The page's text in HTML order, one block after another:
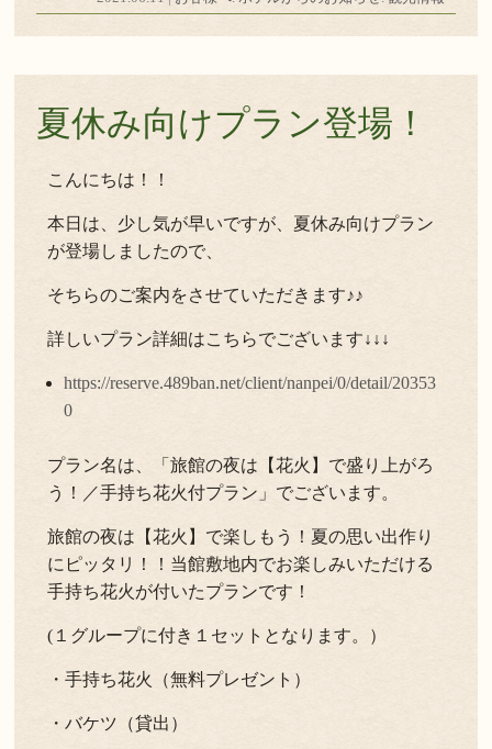
夏休み向けプラン登場！
こんにちは！！
本日は、少し気が早いですが、夏休み向けプラン
が登場しましたので、
そちらのご案内をさせていただきます♪♪
詳しいプラン詳細はこちらでございます↓↓↓
https://reserve.489ban.net/client/nanpei/0/detail/20353
0
プラン名は、「旅館の夜は【花火】で盛り上がろ
う！／手持ち花火付プラン」でございます。
旅館の夜は【花火】で楽しもう！夏の思い出作り
にピッタリ！！当館敷地内でお楽しみいただける
手持ち花火が付いたプランです！
(１グループに付き１セットとなります。）
・手持ち花火（無料プレゼント）
・バケツ（貸出）